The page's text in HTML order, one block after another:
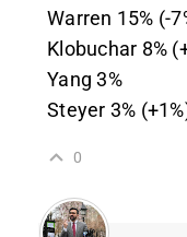
Warren 15% (-
Klobuchar 8%
Yang 3%
Steyer 3%
0